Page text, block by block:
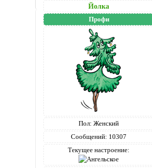
Йолка
Профи
Пол: Женский
Сообщений: 10307
Текущее настроение: